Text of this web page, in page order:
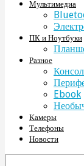
Мультимедиа
ПК и Ноутбуки
Разное
Ebook
Камеры
Телефоны
Новости